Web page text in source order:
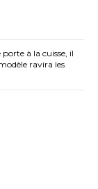
à la cuisse, il
ravira les